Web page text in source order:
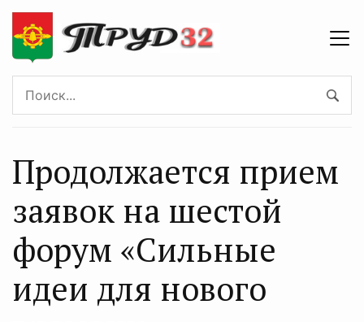
Продолжается прием
заявок на шестой
форум «Сильные
идеи для нового